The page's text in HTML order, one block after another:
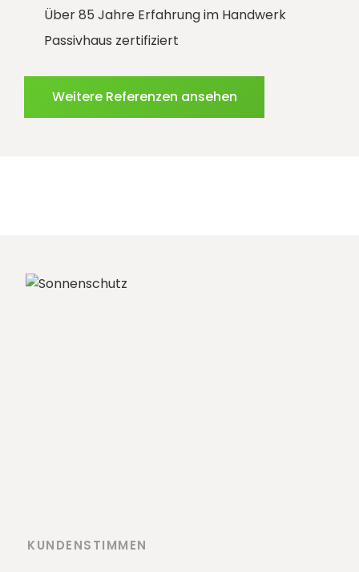
Über 85 Jahre Erfahrung im Handwerk
Passivhaus zertifiziert
Weitere Referenzen ansehen
KUNDENSTIMMEN